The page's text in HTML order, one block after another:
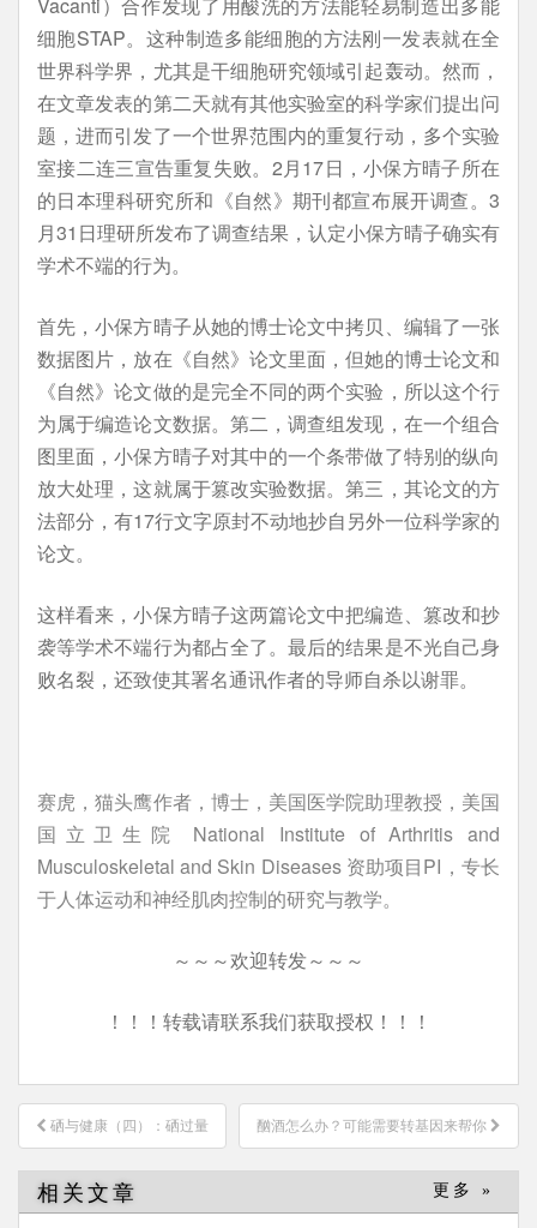
细胞STAP。这种制造多能细胞的方法刚一发表就在全
世界科学界，尤其是干细胞研究领域引起轰动。然而，
在文章发表的第二天就有其他实验室的科学家们提出问
题，进而引发了一个世界范围内的重复行动，多个实验
室接二连三宣告重复失败。2月17日，小保方晴子所在
的日本理科研究所和《自然》期刊都宣布展开调查。3
月31日理研所发布了调查结果，认定小保方晴子确实有
学术不端的行为。
首先，小保方晴子从她的博士论文中拷贝、编辑了一张
数据图片，放在《自然》论文里面，但她的博士论文和
《自然》论文做的是完全不同的两个实验，所以这个行
为属于编造论文数据。第二，调查组发现，在一个组合
图里面，小保方晴子对其中的一个条带做了特别的纵向
放大处理，这就属于篡改实验数据。第三，其论文的方
法部分，有17行文字原封不动地抄自另外一位科学家的
论文。
这样看来，小保方晴子这两篇论文中把编造、篡改和抄
袭等学术不端行为都占全了。最后的结果是不光自己身
败名裂，还致使其署名通讯作者的导师自杀以谢罪。
赛虎，猫头鹰作者，博士，美国医学院助理教授，美国
国立卫生院 National Institute of Arthritis and
Musculoskeletal and Skin Diseases 资助项目PI，专长
于人体运动和神经肌肉控制的研究与教学。
～～～欢迎转发～～～
！！！转载请联系我们获取授权！！！
文
章
导
航
硒与健康（四）：硒过量 酗酒怎么办？可能需要转基因来帮你
相关文章 更多 »